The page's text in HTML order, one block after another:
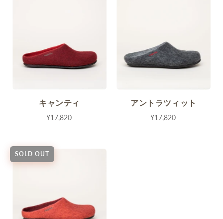
キャンティ
¥17,820
アントラツィット
¥17,820
SOLD OUT